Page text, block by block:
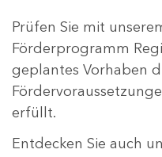
Prüfen Sie mit
Förderprogramm
geplantes Vorhaben
erfüllt.
Entdecken Sie auch